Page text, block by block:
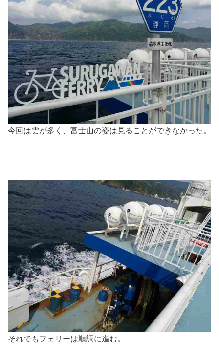
今回は雲が多く、富士山の姿は見ることができなかった。
それでもフェリーは順調に進む。